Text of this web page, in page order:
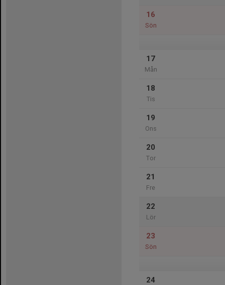
16
Sön
17
Mån
18
Tis
19
Ons
20
Tor
21
Fre
22
Lör
23
Sön
24